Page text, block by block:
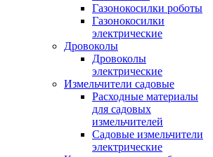
Газонокосилки роботы
Газонокосилки
электрические
Дровоколы
Дровоколы
электрические
Измельчители садовые
Расходные материалы
для садовых
измельчителей
Садовые измельчители
электрические